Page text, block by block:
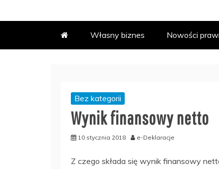
Własny biznes Nowości
Bez kategorii
Wynik finansowy netto
10 stycznia 2018 e-Deklaracje
Z czego składa się wynik finansowy